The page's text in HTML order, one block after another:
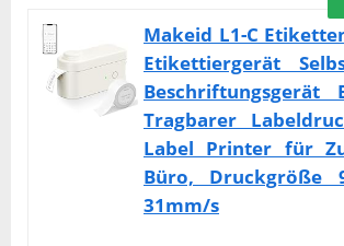
Makeid L1-C
Etikettiergerät
Beschriftungsgerät
Tragbarer
Label Printer für
Büro, Druckgröße
31mm/s